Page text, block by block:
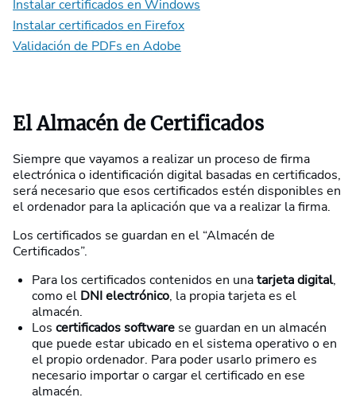
Instalar certificados en Windows
Instalar certificados en Firefox
Validación de PDFs en Adobe
El Almacén de Certificados
Siempre que vayamos a realizar un proceso de firma
electrónica o identificación digital basadas en certificados,
será necesario que esos certificados estén disponibles en
el ordenador para la aplicación que va a realizar la firma.
Los certificados se guardan en el “Almacén de
Certificados”.
Para los certificados contenidos en unatarjeta digital,
como el DNI electrónico, la propia tarjeta es el
almacén.
Los certificados software se guardan en un almacén
que puede estar ubicado en el sistema operativo o en
el propio ordenador. Para poder usarlo primero es
necesario importar o cargar el certificado en ese
almacén.